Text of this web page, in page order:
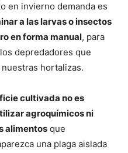
en invierno demanda es
a las larvas o insectos
en forma manual, para
depredadores que
hortalizas.
cultivada no es
agroquímicos ni
alimentos que
una plaga aislada